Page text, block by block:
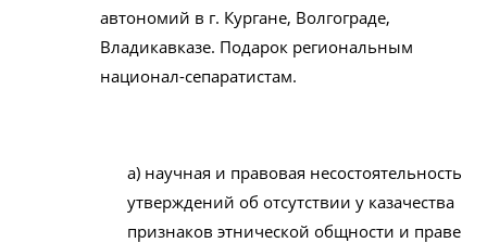
автономий в г. Кургане, Волгограде,
Владикавказе. Подарок региональным
национал-сепаратистам.
а) научная и правовая несостоятельность
утверждений об отсутствии у казачества
признаков этнической общности и праве